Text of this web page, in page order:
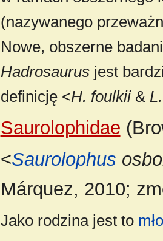
(nazywanego
Nowe, obszerne
Hadrosaurusjest
definicję <H. foulkii&
Saurolophidae
<Saurolophus
Márquez, 2010;
Jako rodzina jest to